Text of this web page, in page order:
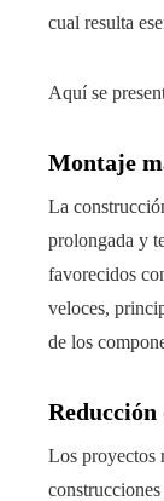
cual resulta
Aquí se
Montaje
La
prolongada y
favorecidos
veloces,
de los
Reducción
Los proyectos